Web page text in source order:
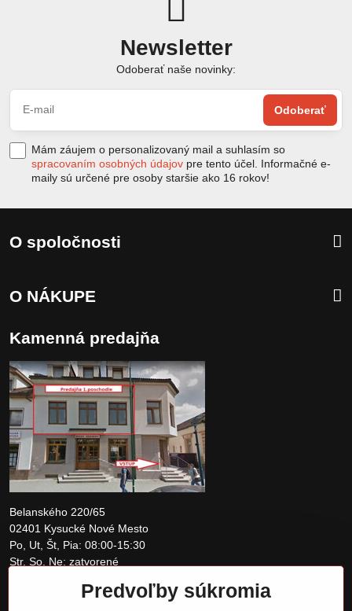
Newsletter
Odoberať naše novinky:
Odoberať
Mám záujem o personalizovaný mail a suhlasím so
spracovaním osobných údajov pre tento účel. Informačné e-
maily sú určené pre osoby staršie ako 16 rokov!
O spoločnosti
O NÁKUPE
Kamenná predajňa
Belanského 220/65
02401 Kysucké Nové Mesto
Po, Ut, Št, Pia: 08:00-15:30
Str, So, Ne: zatvorené
Predvoľby súkromia